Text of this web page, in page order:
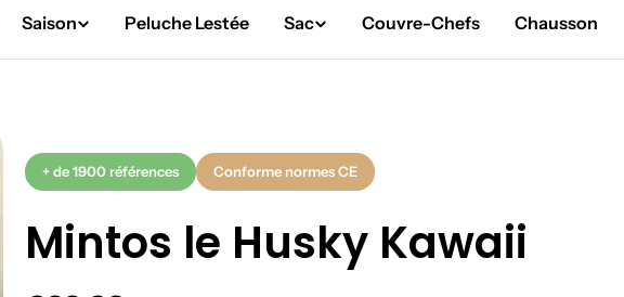
Saison Peluche Lestée Sac Couvre-Chefs Chausson
+ de 1900 références Conforme normes CE
Mintos le Husky Kawaii